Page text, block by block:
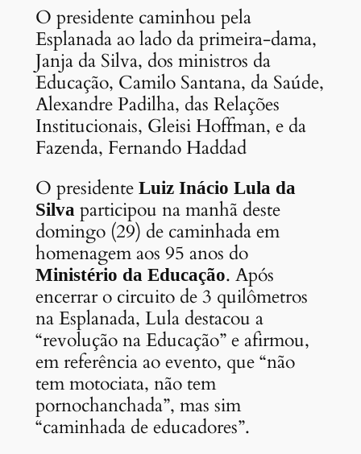
O presidente caminhou pela
Esplanada ao lado da primeira-dama,
Janja da Silva, dos ministros da
Educação, Camilo Santana, da Saúde,
Alexandre Padilha, das Relações
Institucionais, Gleisi Hoffman, e da
Fazenda, Fernando Haddad
O presidenteLuiz Inácio Lula da
Silvaparticipou na manhã deste
domingo (29) de caminhada em
homenagem aos 95 anos do
Ministério da Educação. Após
encerrar o circuito de 3 quilômetros
na Esplanada, Lula destacou a
“revolução na Educação” e afirmou,
em referência ao evento, que “não
tem motociata, não tem
pornochanchada”, mas sim
“caminhada de educadores”.